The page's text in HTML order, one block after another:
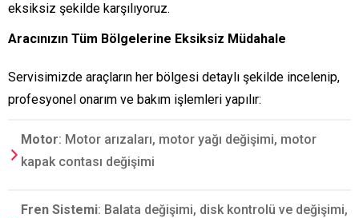
eksiksiz şekilde karşılıyoruz.
Aracınızın Tüm Bölgelerine Eksiksiz Müdahale
Servisimizde araçların her bölgesi detaylı şekilde incelenip,
profesyonel onarım ve bakım işlemleri yapılır:
Motor: Motor arızaları, motor yağı değişimi, motor
kapak contası değişimi
Fren Sistemi: Balata değişimi, disk kontrolü ve değişimi,